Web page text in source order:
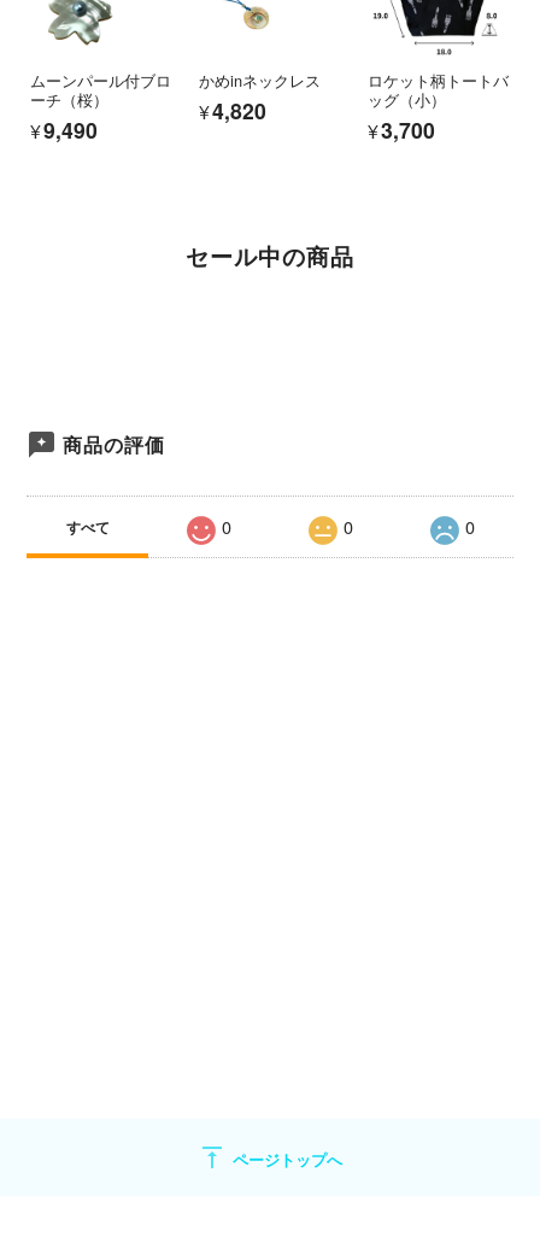
ムーンパール付ブロ
ーチ（桜）
¥9,490
かめinネックレス
¥4,820
ロケット柄トートバ
ッグ（小）
¥3,700
セール中の商品
商品の評価
すべて 0 0 0
vertical_align_top ページトップへ